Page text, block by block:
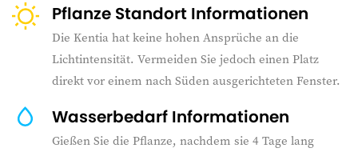
Pflanze Standort Informationen
Die Kentia hat keine hohen Ansprüche an die
Lichtintensität. Vermeiden Sie jedoch einen Platz
direkt vor einem nach Süden ausgerichteten Fenster.
Wasserbedarf Informationen
Gießen Sie die Pflanze, nachdem sie 4 Tage lang